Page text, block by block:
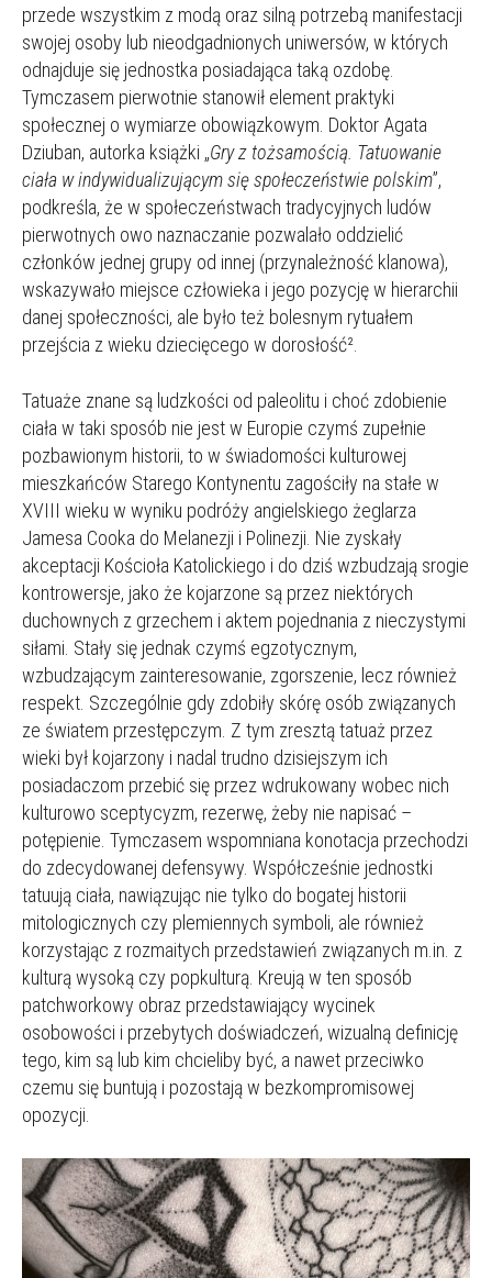
przede wszystkim z modą oraz silną potrzebą manifestacji
swojej osoby lub nieodgadnionych uniwersów, w których
odnajduje się jednostka posiadająca taką ozdobę.
Tymczasem pierwotnie stanowił element praktyki
społecznej o wymiarze obowiązkowym. Doktor Agata
Dziuban, autorka książki „Gry z tożsamością. Tatuowanie
ciała w indywidualizującym się społeczeństwie polskim”,
podkreśla, że w społeczeństwach tradycyjnych ludów
pierwotnych owo naznaczanie pozwalało oddzielić
członków jednej grupy od innej (przynależność klanowa),
wskazywało miejsce człowieka i jego pozycję w hierarchii
danej społeczności, ale było też bolesnym rytuałem
przejścia z wieku dziecięcego w dorosłość².
Tatuaże znane są ludzkości od paleolitu i choć zdobienie
ciała w taki sposób nie jest w Europie czymś zupełnie
pozbawionym historii, to w świadomości kulturowej
mieszkańców Starego Kontynentu zagościły na stałe w
XVIII wieku w wyniku podróży angielskiego żeglarza
Jamesa Cooka do Melanezji i Polinezji. Nie zyskały
akceptacji Kościoła Katolickiego i do dziś wzbudzają srogie
kontrowersje, jako że kojarzone są przez niektórych
duchownych z grzechem i aktem pojednania z nieczystymi
siłami. Stały się jednak czymś egzotycznym,
wzbudzającym zainteresowanie, zgorszenie, lecz również
respekt. Szczególnie gdy zdobiły skórę osób związanych
ze światem przestępczym. Z tym zresztą tatuaż przez
wieki był kojarzony i nadal trudno dzisiejszym ich
posiadaczom przebić się przez wdrukowany wobec nich
kulturowo sceptycyzm, rezerwę, żeby nie napisać –
potępienie. Tymczasem wspomniana konotacja przechodzi
do zdecydowanej defensywy. Współcześnie jednostki
tatuują ciała, nawiązując nie tylko do bogatej historii
mitologicznych czy plemiennych symboli, ale również
korzystając z rozmaitych przedstawień związanych m.in. z
kulturą wysoką czy popkulturą. Kreują w ten sposób
patchworkowy obraz przedstawiający wycinek
osobowości i przebytych doświadczeń, wizualną definicję
tego, kim są lub kim chcieliby być, a nawet przeciwko
czemu się buntują i pozostają w bezkompromisowej
opozycji.